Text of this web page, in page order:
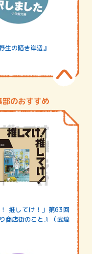
生の暗き岸辺』
部のおすすめ
！ 推してけ！」第63回
商店街のこと』（武塙